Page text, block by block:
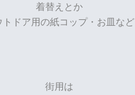
着替えとか
トドア用の紙コップ・お皿など
街用は